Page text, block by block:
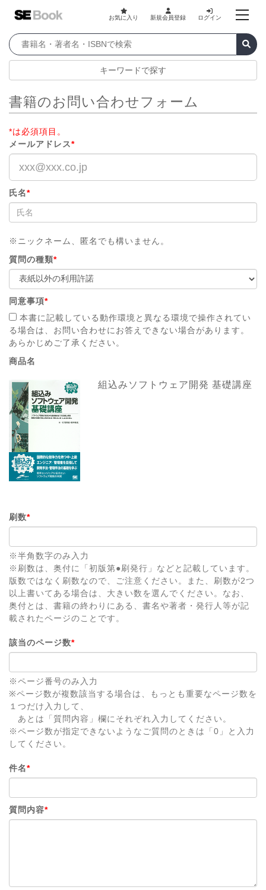
お気に入り 新規会員登録 ログイン
キーワードで探す
書籍のお問い合わせフォーム
*は必須項目。
メールアドレス*
氏名*
※ニックネーム、匿名でも構いません。
質問の種類*
同意事項*
本書に記載している動作環境と異なる環境で操作されてい
る場合は、お問い合わせにお答えできない場合があります。
あらかじめご了承ください。
商品名
組込みソフトウェア開発 基礎講座
刷数*
※半角数字のみ入力
※刷数は、奥付に「初版第●刷発行」などと記載しています。
版数ではなく刷数なので、ご注意ください。また、刷数が2つ
以上書いてある場合は、大きい数を選んでください。なお、
奥付とは、書籍の終わりにある、書名や著者・発行人等が記
載されたページのことです。
該当のページ数*
※ページ番号のみ入力
※ページ数が複数該当する場合は、もっとも重要なページ数を
１つだけ入力して、
あとは「質問内容」欄にそれぞれ入力してください。
※ページ数が指定できないようなご質問のときは「0」と入力
してください。
件名*
質問内容*